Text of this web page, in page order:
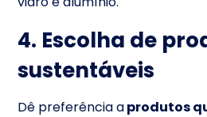
4. Escolha de
sustentáveis
Dê preferência aprodutos